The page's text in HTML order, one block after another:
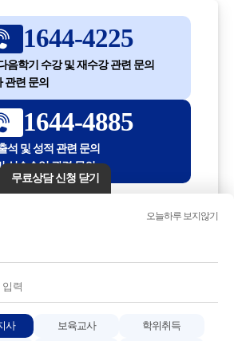
1644-4225
음학기 수강 및 재수강 관련 문의
관련 문의
1644-4885
석 및 성적 관련 문의
실습수업 관련 문의
기 모양 아이콘을 클릭하시면 전화통화가
연결됩니다.
무료상담 신청 닫기
오늘하루 보지않기
사 보육교사 학위취득